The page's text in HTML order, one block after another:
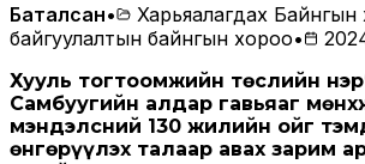
Баталсан• Харьяалагдах Байнгын
байгуулалтын байнгын хороо•
Хууль тогтоомжийн төслийн нэр
Самбуугийн алдар гавьяаг
мэндэлсний 130 жилийн ойг
өнгөрүүлэх талаар авах зарим